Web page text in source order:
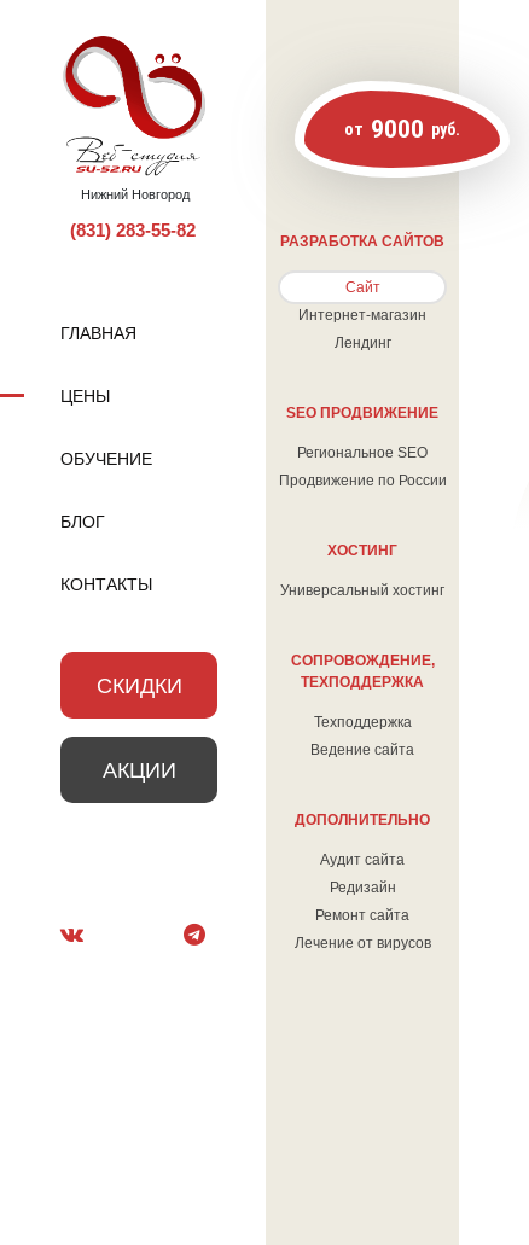
Нижний Новгород
(831) 283-55-82
ГЛАВНАЯ
ЦЕНЫ
ОБУЧЕНИЕ
БЛОГ
КОНТАКТЫ
СКИДКИ
АКЦИИ
от 9000 руб.
РАЗРАБОТКА САЙТОВ
Сайт
Интернет-магазин
Лендинг
SEO ПРОДВИЖЕНИЕ
Региональное SEO
Продвижение по России
ХОСТИНГ
Универсальный хостинг
СОПРОВОЖДЕНИЕ,
ТЕХПОДДЕРЖКА
Техподдержка
Ведение сайта
ДОПОЛНИТЕЛЬНО
Аудит сайта
Редизайн
Ремонт сайта
Лечение от вирусов